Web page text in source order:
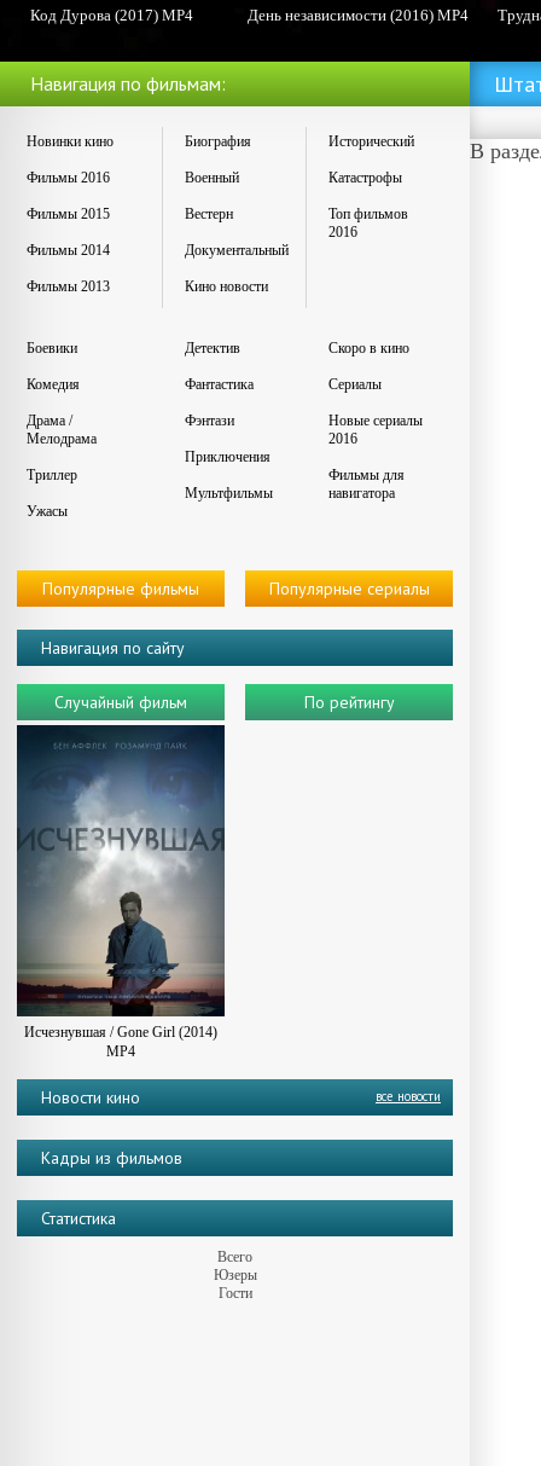
Код Дурова (2017) MP4 День независимости (2016) MP4
Навигация по фильмам:
Новинки кино
Фильмы 2016
Фильмы 2015
Фильмы 2014
Фильмы 2013
Биография
Военный
Вестерн
Документальный
Кино новости
Исторический
Катастрофы
Топ фильмов
2016
Боевики
Комедия
Драма /
Мелодрама
Триллер
Ужасы
Детектив
Фантастика
Фэнтази
Приключения
Мультфильмы
Скоро в кино
Сериалы
Новые сериалы
2016
Фильмы для
навигатора
Популярные фильмы Популярные сериалы
Навигация по сайту
Случайный фильм
Исчезнувшая / Gone Girl (2014)
MP4
По рейтингу
Новости кино все новости
Кадры из фильмов
Статистика
Всего
Юзеры
Гости
В